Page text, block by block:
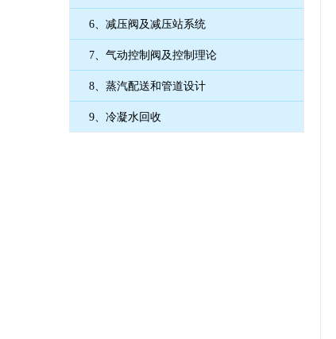
6、减压阀及减压站系统
7、气动控制阀及控制理论
8、蒸汽配送和管道设计
9、冷凝水回收